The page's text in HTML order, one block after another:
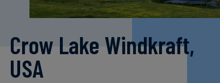
Crow Lake Windkraft,
USA